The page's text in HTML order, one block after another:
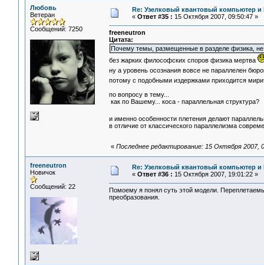
Любовь
Ветеран
Сообщений: 7250
Re: Узелковый квантовый компьютер и
« Ответ #35 : 15 Октября 2007, 09:50:47 »
freeneutron
Цитата:
Почему темы, размещенные в разделе физика,
без жарких философских споров физика мертва
ну а уровень осознания вовсе не параллелен
потому с подобными издержками приходится
по вопросу в тему...
как по Вашему... коса - параллельная структура?
и именно особенности плетения делают
в отличие от классического параллелизма
« Последнее редактирование: 15 Октября 2007,
freeneutron
Новичок
Сообщений: 22
Re: Узелковый квантовый компьютер и
« Ответ #36 : 15 Октября 2007, 19:01:22 »
Помоему я понял суть этой модели.
преобразования.